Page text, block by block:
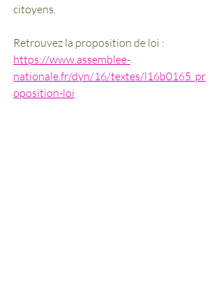
citoyens.
Retrouvez la proposition de loi :
https://www.assemblee-
nationale.fr/dyn/16/textes/l16b0165_pr
oposition-loi